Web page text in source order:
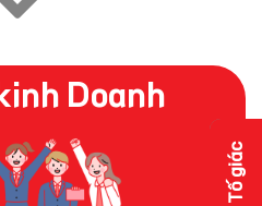
Doanh
Tố giác